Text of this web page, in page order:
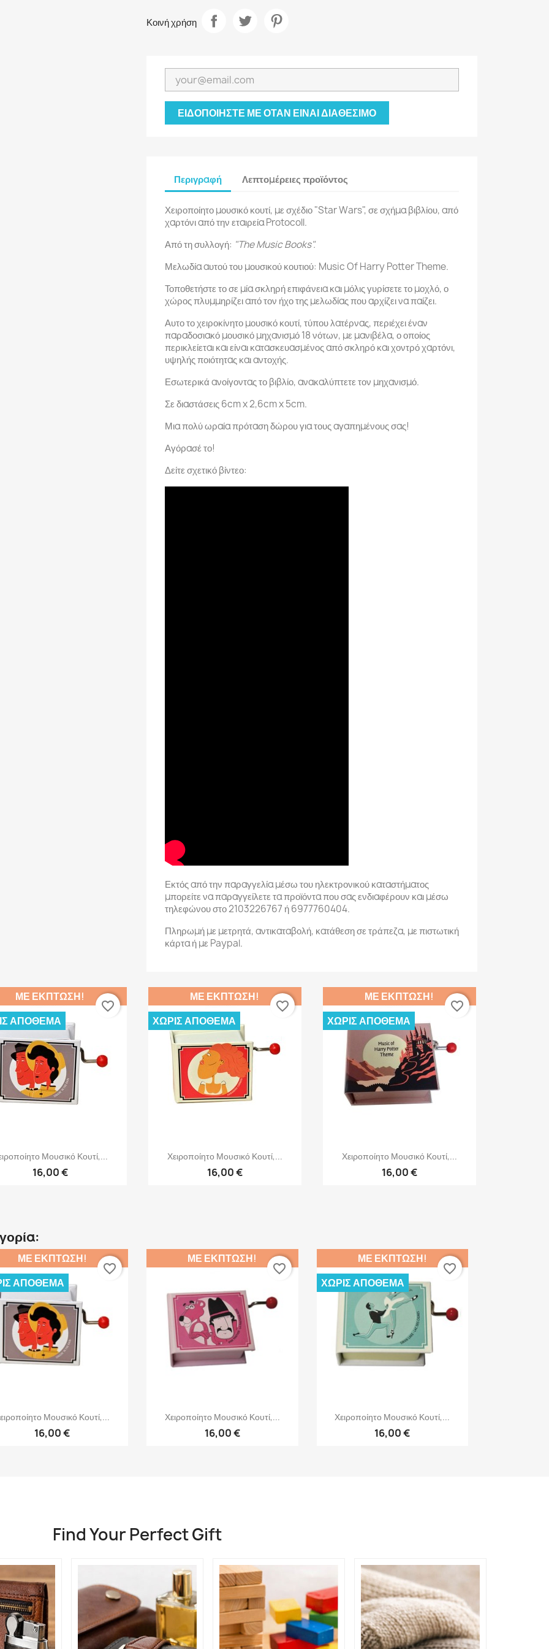
Κοινή χρήση
ΕΙΔΟΠΟΙΉΣΤΕ ΜΕ ΌΤΑΝ ΕΊΝΑΙ ΔΙΑΘΈΣΙΜΟ
Περιγραφή Λεπτομέρειες προϊόντος
Χειροποίητο μουσικό κουτί, με σχέδιο "Star Wars", σε σχήμα βιβλίου, από
χαρτόνι από την εταιρεία Protocoll.
Από τη συλλογή: "The Music Books".
Μελωδία αυτού του μουσικού κουτιού: Music Of Harry Potter Theme.
Τοποθετήστε το σε μία σκληρή επιφάνεια και μόλις γυρίσετε το μοχλό, ο
χώρος πλυμμηρίζει από τον ήχο της μελωδίας που αρχίζει να παίζει.
Αυτο το χειροκίνητο μουσικό κουτί, τύπου λατέρνας, περιέχει έναν
παραδοσιακό μουσικό μηχανισμό 18 νότων, με μανιβέλα, ο οποίος
περικλείεται και είναι κατασκευασμένος από σκληρό και χοντρό χαρτόνι,
υψηλής ποιότητας και αντοχής.
Εσωτερικά ανοίγοντας το βιβλίο, ανακαλύπτετε τον μηχανισμό.
Σε διαστάσεις 6cm x 2,6cm x 5cm.
Μια πολύ ωραία πρόταση δώρου για τους αγαπημένους σας!
Αγόρασέ το!
Δείτε σχετικό βίντεο:
Εκτός από την παραγγελία μέσω του ηλεκτρονικού καταστήματος
μπορείτε να παραγγείλετε τα προϊόντα που σας ενδιαφέρουν και μέσω
τηλεφώνου στο 2103226767 ή 6977760404.
Πληρωμή με μετρητά, αντικαταβολή, κατάθεση σε τράπεζα, με πιστωτική
κάρτα ή με Paypal.
Γρήγορη προβολή
Μουσικό Κουτί,...
16,00 €
ΜΕ ΈΚΠΤΩΣΗ!
ΑΠΌΘΕΜΑ
favorite_border
Γρήγορη προβολή
Χειροποίητο Μουσικό Κουτί,...
16,00 €
ΜΕ ΈΚΠΤΩΣΗ!
ΧΩΡΊΣ ΑΠΌΘΕΜΑ
favorite_border
Γρήγορη προβολή
Χειροποίητο Μουσικό Κουτί,...
16,00 €
ΜΕ ΈΚΠΤΩΣΗ!
ΧΩΡΊΣ ΑΠΌΘΕΜΑ
favorite_border
Γρήγορη προβολή
Μουσικό Κουτί,...
16,00 €
ΜΕ ΈΚΠΤΩΣΗ!
ΑΠΌΘΕΜΑ
favorite_border
Γρήγορη προβολή
Χειροποίητο Μουσικό Κουτί,...
16,00 €
ΜΕ ΈΚΠΤΩΣΗ!
favorite_border
Γρήγορη προβολή
Χειροποίητο Μουσικό Κουτί,...
16,00 €
ΜΕ ΈΚΠΤΩΣΗ!
ΧΩΡΊΣ ΑΠΌΘΕΜΑ
favorite_border
Find Your Perfect Gift